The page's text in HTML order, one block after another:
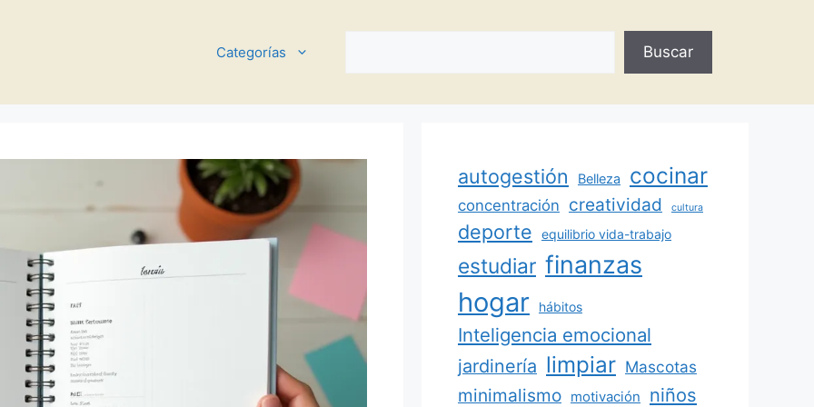
Categorías Buscar
autogestión Belleza cocinar
concentración creatividad cultura
deporte equilibrio vida-trabajo
estudiar finanzas
hogar hábitos
Inteligencia emocional
jardinería limpiar Mascotas
minimalismo motivación niños